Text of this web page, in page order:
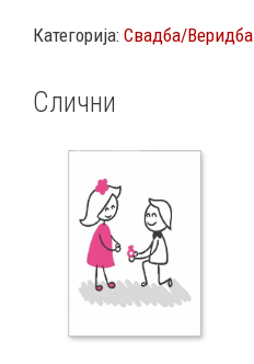
Категорија: Свадба/Веридба
Слични